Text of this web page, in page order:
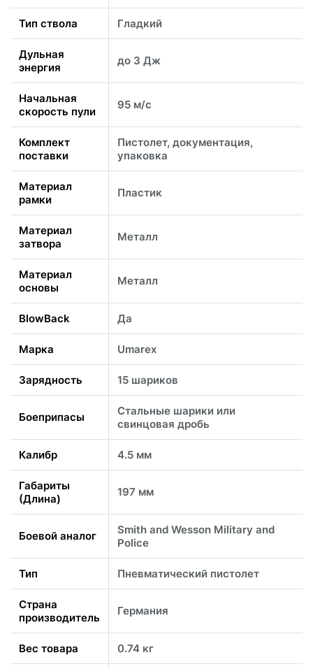
Тип ствола Гладкий
Дульная
энергия
до 3 Дж
Начальная
скорость пули
95 м/с
Комплект
поставки
Пистолет, документация,
упаковка
Материал
рамки
Пластик
Материал
затвора
Металл
Материал
основы
Металл
BlowBack Да
Марка Umarex
Зарядность 15 шариков
Боеприпасы
Стальные шарики или
свинцовая дробь
Калибр 4.5 мм
Габариты
(Длина)
197 мм
Боевой аналог
Smith and Wesson Military and
Police
Тип Пневматический пистолет
Страна
производитель
Германия
Вес товара 0.74 кг